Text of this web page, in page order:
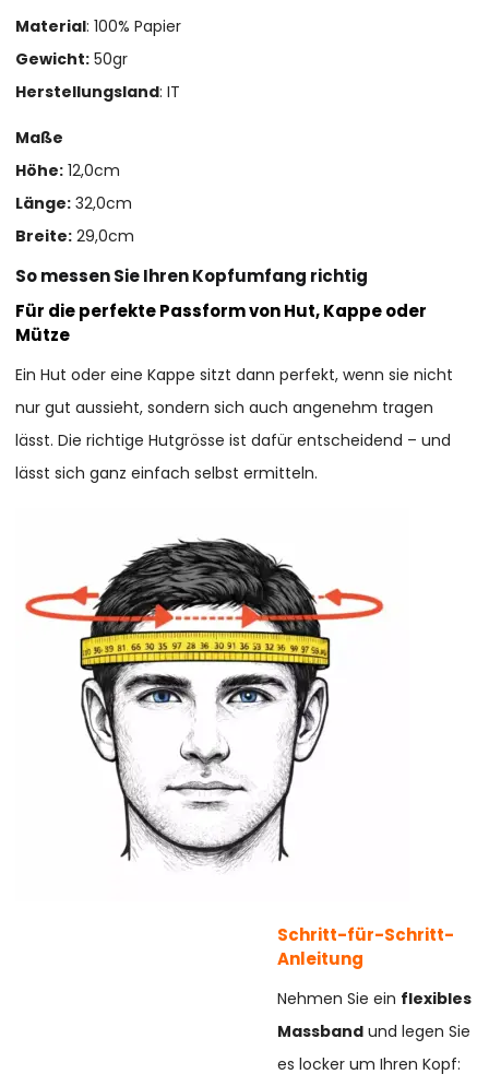
Material: 100% Papier
Gewicht: 50gr
Herstellungsland: IT
Maße
Höhe: 12,0cm
Länge: 32,0cm
Breite: 29,0cm
So messen Sie Ihren Kopfumfang richtig
Für die perfekte Passform von Hut, Kappe oder
Mütze
Ein Hut oder eine Kappe sitzt dann perfekt, wenn sie nicht
nur gut aussieht, sondern sich auch angenehm tragen
lässt. Die richtige Hutgrösse ist dafür entscheidend – und
lässt sich ganz einfach selbst ermitteln.
Schritt-für-Schritt-
Anleitung
Nehmen Sie ein flexibles
Massband und legen Sie
es locker um Ihren Kopf: